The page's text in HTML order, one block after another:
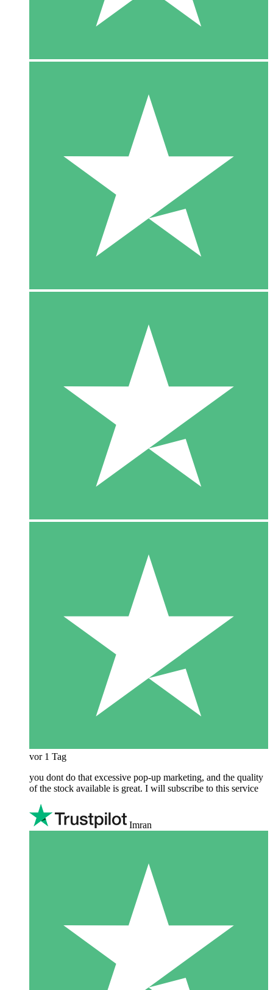
vor 1 Tag
you dont do that excessive pop-up marketing, and the quality
of the stock available is great. I will subscribe to this service
Imran